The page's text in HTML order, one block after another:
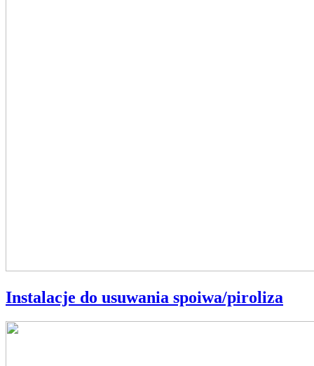
Instalacje do usuwania spoiwa/piroliza